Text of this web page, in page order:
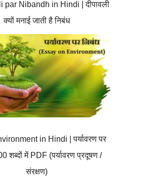
par Nibandh in Hindi | दीपावली
क्यों मनाई जाती है निबंध
in Hindi | पर्यावरण पर
शब्दों में PDF (पर्यावरण प्रदूषण /
संरक्षण)